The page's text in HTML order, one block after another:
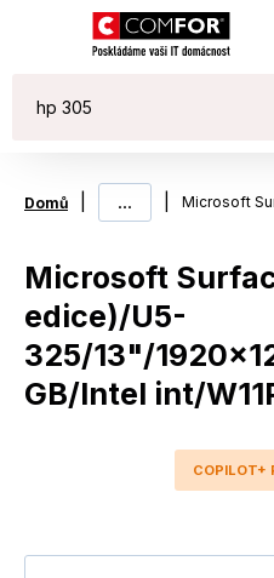
Domů ...
Microsoft
edice)/U5-
325/13"/
GB/Intel int/
COPILOT+